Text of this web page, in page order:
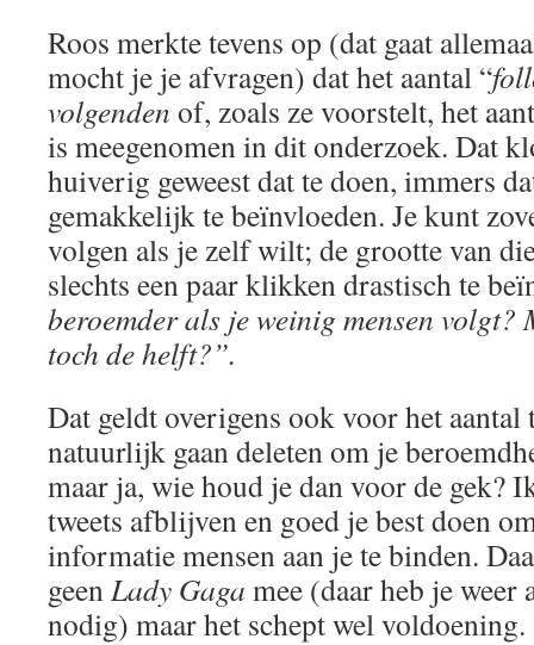
Roos merkte tevens op (dat gaat
mocht je je afvragen) dat het aantal “
volgenden of, zoals ze voorstelt, het
is meegenomen in dit onderzoek. Dat
huiverig geweest dat te doen, immers
gemakkelijk te beïnvloeden. Je kunt
volgen als je zelf wilt; de grootte van
slechts een paar klikken drastisch te
beroemder als je weinig mensen volgt?
toch de helft?”.
Dat geldt overigens ook voor het aantal
natuurlijk gaan deleten om je
maar ja, wie houd je dan voor de gek?
tweets afblijven en goed je best doen
informatie mensen aan je te binden.
geenLady Gaga mee (daar heb je weer
nodig) maar het schept wel voldoening.